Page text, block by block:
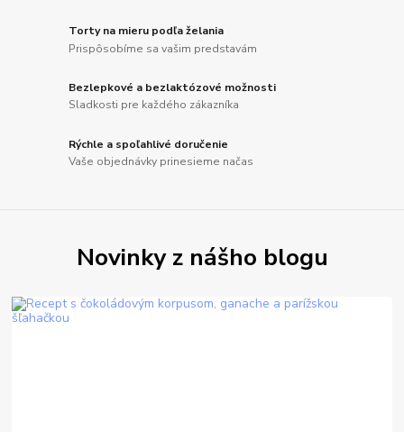
Torty na mieru podľa želania
Prispôsobíme sa vašim predstavám
Bezlepkové a bezlaktózové možnosti
Sladkosti pre každého zákazníka
Rýchle a spoľahlivé doručenie
Vaše objednávky prinesieme načas
Novinky z nášho blogu